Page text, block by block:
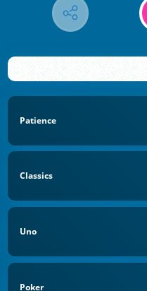
Patience
Classics
Uno
Poker